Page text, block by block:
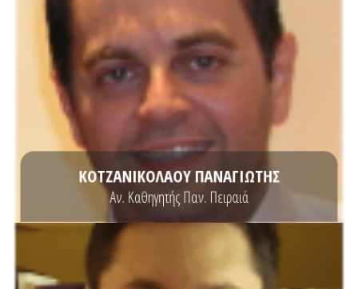
ΚΟΤΖΑΝΙΚΟΛΑΟΥ ΠΑΝΑΓΙΩΤΗΣ
Αν. Καθηγητής Παν. Πειραιά
Ο Κοτζανικολάου Παναγιώτης είναι Αναπληρωτής Καθηγητής στο Τμήμα
Πληροφορικής του Πανεπιστημίου Πειραιώς και διευθυντής του
Εργαστηρίου Ασφάλειας του Τμήματος. Κατέχει πτυχίο Πληροφορικής
του Πανεπιστημίου Πειραιώς και διδακτορικό δίπλωμα στην ασφάλεια
πληροφοριακών συστημάτων.